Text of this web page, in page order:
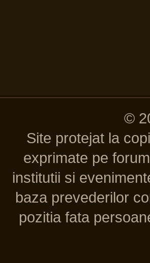
©
Site protejat la
exprimate pe
institutii si
baza prevederilor
pozitia fata